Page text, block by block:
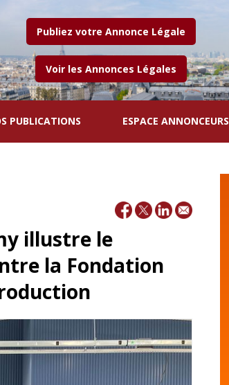
Publiez votre Annonce Légale
Voir les Annonces Légales
PUBLICATIONS ESPACE ANNONCEURS
illustre le
la Fondation